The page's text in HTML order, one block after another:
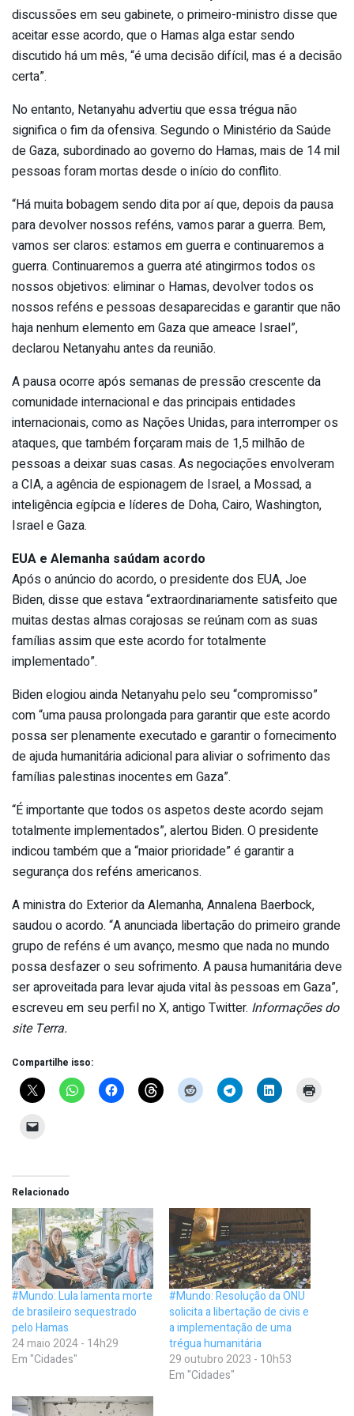
discussões em seu gabinete, o primeiro-ministro disse que
aceitar esse acordo, que o Hamas alga estar sendo
discutido há um mês, “é uma decisão difícil, mas é a decisão
certa”.
No entanto, Netanyahu advertiu que essa trégua não
significa o fim da ofensiva. Segundo o Ministério da Saúde
de Gaza, subordinado ao governo do Hamas, mais de 14 mil
pessoas foram mortas desde o início do conflito.
“Há muita bobagem sendo dita por aí que, depois da pausa
para devolver nossos reféns, vamos parar a guerra. Bem,
vamos ser claros: estamos em guerra e continuaremos a
guerra. Continuaremos a guerra até atingirmos todos os
nossos objetivos: eliminar o Hamas, devolver todos os
nossos reféns e pessoas desaparecidas e garantir que não
haja nenhum elemento em Gaza que ameace Israel”,
declarou Netanyahu antes da reunião.
A pausa ocorre após semanas de pressão crescente da
comunidade internacional e das principais entidades
internacionais, como as Nações Unidas, para interromper os
ataques, que também forçaram mais de 1,5 milhão de
pessoas a deixar suas casas. As negociações envolveram
a CIA, a agência de espionagem de Israel, a Mossad, a
inteligência egípcia e líderes de Doha, Cairo, Washington,
Israel e Gaza.
EUA e Alemanha saúdam acordo
Após o anúncio do acordo, o presidente dos EUA, Joe
Biden, disse que estava “extraordinariamente satisfeito que
muitas destas almas corajosas se reúnam com as suas
famílias assim que este acordo for totalmente
implementado”.
Biden elogiou ainda Netanyahu pelo seu “compromisso”
com “uma pausa prolongada para garantir que este acordo
possa ser plenamente executado e garantir o fornecimento
de ajuda humanitária adicional para aliviar o sofrimento das
famílias palestinas inocentes em Gaza”.
“É importante que todos os aspetos deste acordo sejam
totalmente implementados”, alertou Biden. O presidente
indicou também que a “maior prioridade” é garantir a
segurança dos reféns americanos.
A ministra do Exterior da Alemanha, Annalena Baerbock,
saudou o acordo. “A anunciada libertação do primeiro grande
grupo de reféns é um avanço, mesmo que nada no mundo
possa desfazer o seu sofrimento. A pausa humanitária deve
ser aproveitada para levar ajuda vital às pessoas em Gaza”,
escreveu em seu perfil no X, antigo Twitter. Informações do
site Terra.
Compartilhe isso:
Relacionado
#Mundo: Lula lamenta morte
de brasileiro sequestrado
pelo Hamas
24 maio 2024 - 14h29
Em "Cidades"
#Mundo: Resolução da ONU
solicita a libertação de civis e
a implementação de uma
trégua humanitária
29 outubro 2023 - 10h53
Em "Cidades"